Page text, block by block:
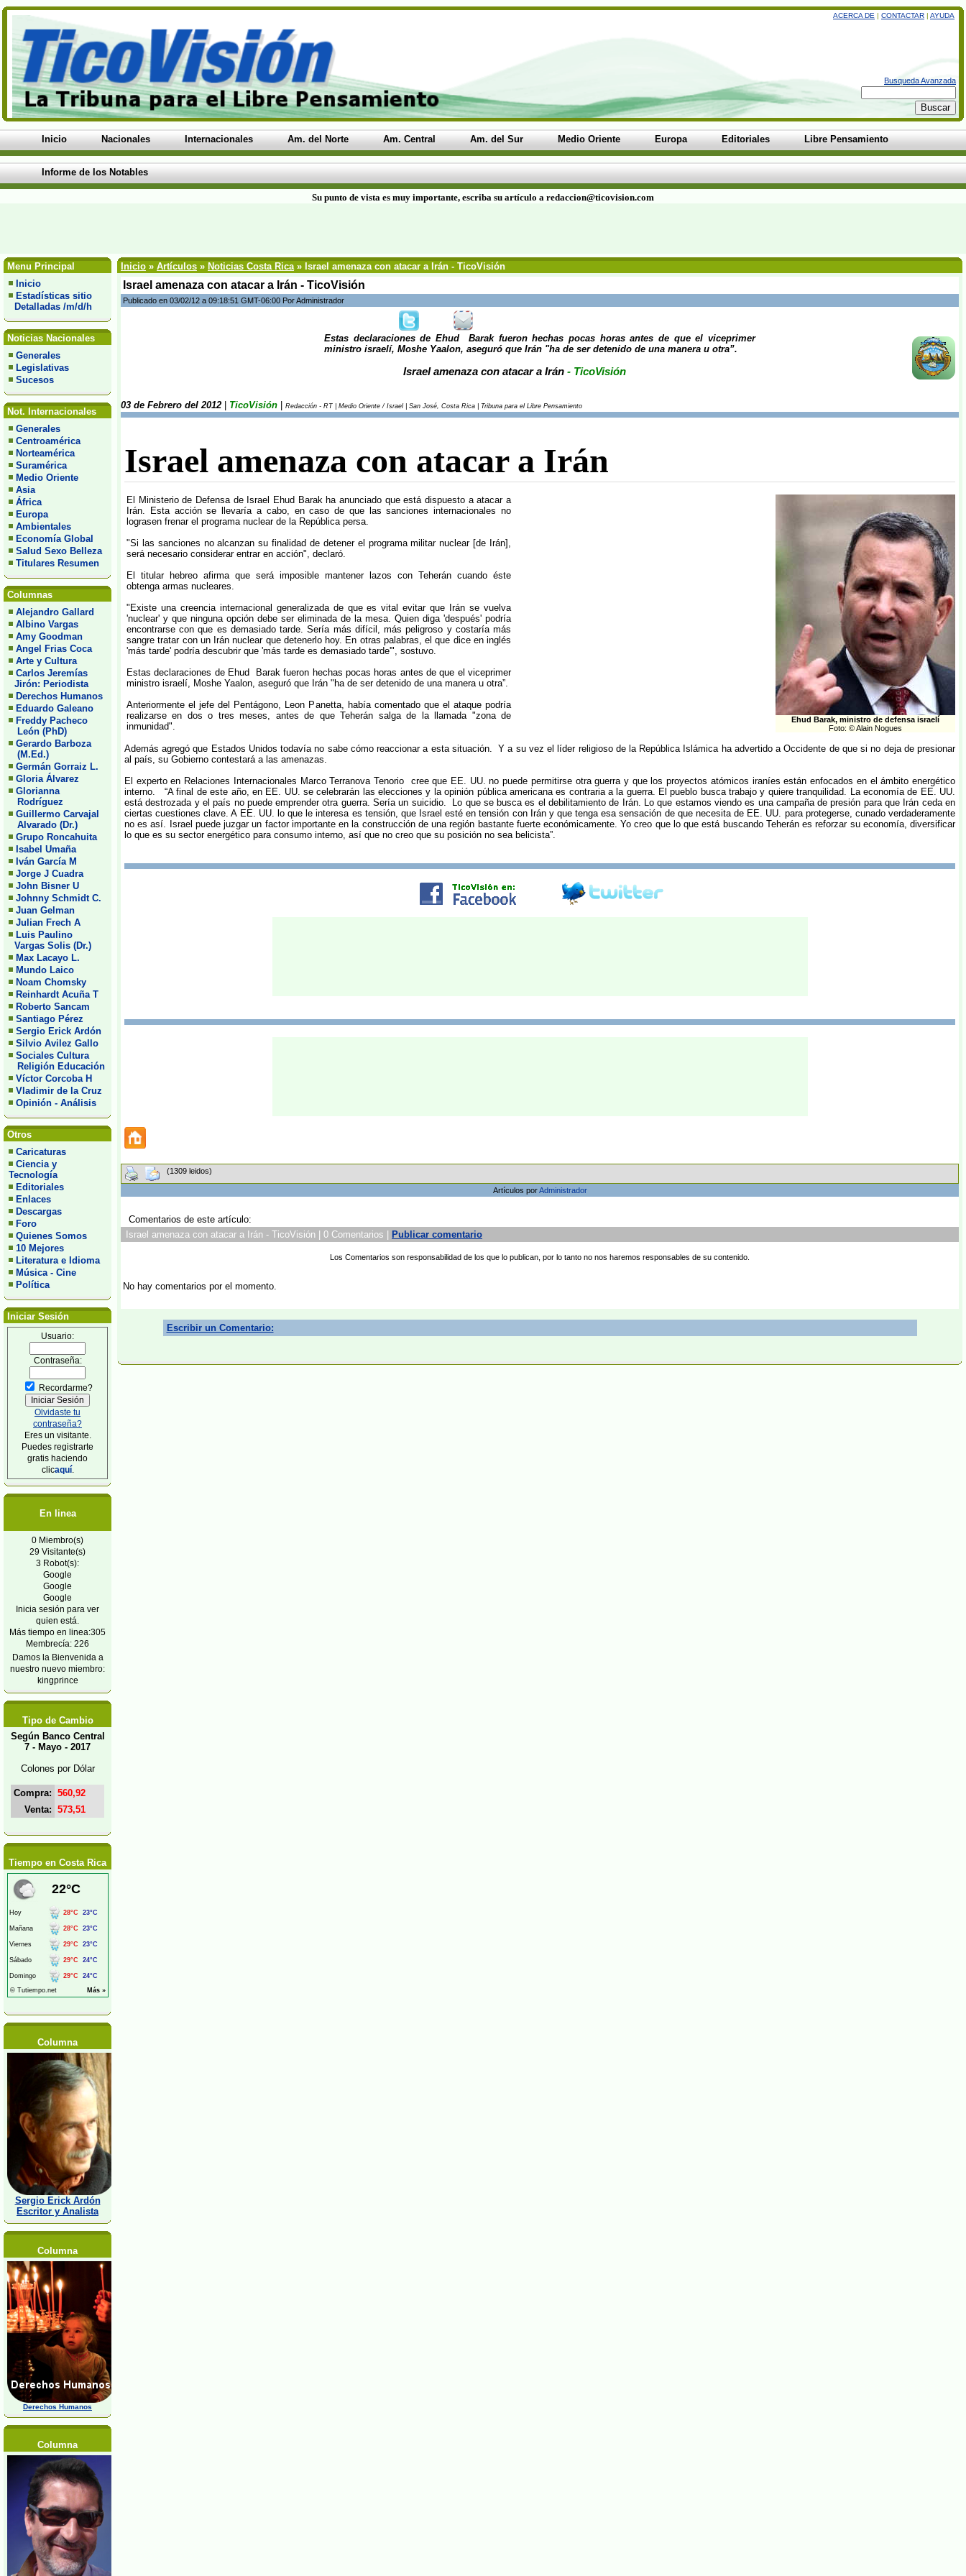
ACERCA DE | CONTACTAR | AYUDA
Busqueda Avanzada
Inicio Nacionales Internacionales Am. del Norte Am. Central Am. del Sur Medio Oriente Europa Editoriales Libre Pensamiento
Informe de los Notables
Su punto de vista es muy importante, escriba su artículo a redaccion@ticovision.com
Menu Principal
Inicio
Estadísticas sitio
Detalladas /m/d/h
Noticias Nacionales
Generales
Legislativas
Sucesos
Not. Internacionales
Generales
Centroamérica
Norteamérica
Suramérica
Medio Oriente
Asia
África
Europa
Ambientales
Economía Global
Salud Sexo Belleza
Titulares Resumen
Columnas
Alejandro Gallard
Albino Vargas
Amy Goodman
Angel Frias Coca
Arte y Cultura
Carlos Jeremías
Jirón: Periodista
Derechos Humanos
Eduardo Galeano
Freddy Pacheco
León (PhD)
Gerardo Barboza
(M.Ed.)
Germán Gorraiz L.
Gloria Álvarez
Glorianna
Rodríguez
Guillermo Carvajal
Alvarado (Dr.)
Grupo Roncahuita
Isabel Umaña
Iván García M
Jorge J Cuadra
John Bisner U
Johnny Schmidt C.
Juan Gelman
Julian Frech A
Luis Paulino
Vargas Solis (Dr.)
Max Lacayo L.
Mundo Laico
Noam Chomsky
Reinhardt Acuña T
Roberto Sancam
Santiago Pérez
Sergio Erick Ardón
Silvio Avilez Gallo
Sociales Cultura
Religión Educación
Víctor Corcoba H
Vladimir de la Cruz
Opinión - Análisis
Otros
Caricaturas
Ciencia y
Tecnología
Editoriales
Enlaces
Descargas
Foro
Quienes Somos
10 Mejores
Literatura e Idioma
Música - Cine
Política
Iniciar Sesión
Usuario:
Contraseña:
Recordarme?
Olvidaste tu
contraseña?
Eres un visitante.
Puedes registrarte
gratis haciendo
clicaquí.
En linea
0 Miembro(s)
29 Visitante(s)
3 Robot(s):
Google
Google
Google
Inicia sesión para ver
quien está.
Más tiempo en linea:305
Membrecía: 226
Damos la Bienvenida a
nuestro nuevo miembro:
kingprince
Tipo de Cambio
Según Banco Central
7 - Mayo - 2017
Colones por Dólar
Compra: 560,92
Venta: 573,51
Tiempo en Costa Rica
Columna
Sergio Erick Ardón
Escritor y Analista
Columna
Derechos Humanos
Columna
Inicio » Artículos » Noticias Costa Rica» Israel amenaza con atacar a Irán - TicoVisión
Israel amenaza con atacar a Irán - TicoVisión
Publicado en 03/02/12 a 09:18:51 GMT-06:00 Por Administrador
Estas declaraciones de Ehud Barak fueron hechas pocas horas antes de que el viceprimer
ministro israelí, Moshe Yaalon, aseguró que Irán "ha de ser detenido de una manera u otra”.
Israel amenaza con atacar a Irán - TicoVisión
03 de Febrero del 2012 TicoVisión Redacción - RT | Medio Oriente / Israel | San José, Costa Rica | Tribuna para el Libre Pensamiento
Israel amenaza con atacar a Irán
El Ministerio de Defensa de Israel Ehud Barak ha anunciado que está dispuesto a atacar a
Irán. Esta acción se llevaría a cabo, en caso de que las sanciones internacionales no
lograsen frenar el programa nuclear de la República persa.
"Si las sanciones no alcanzan su finalidad de detener el programa militar nuclear [de Irán],
será necesario considerar entrar en acción", declaró.
El titular hebreo afirma que será imposible mantener lazos con Teherán cuando éste
obtenga armas nucleares.
"Existe una creencia internacional generalizada de que es vital evitar que Irán se vuelva
'nuclear' y que ninguna opción debe ser eliminada de la mesa. Quien diga 'después' podría
encontrarse con que es demasiado tarde. Sería más difícil, más peligroso y costaría más
sangre tratar con un Irán nuclear que detenerlo hoy. En otras palabras, el que dice en inglés
'más tarde' podría descubrir que 'más tarde es demasiado tarde'", sostuvo.
Estas declaraciones de Ehud Barak fueron hechas pocas horas antes de que el viceprimer
ministro israelí, Moshe Yaalon, aseguró que Irán "ha de ser detenido de una manera u otra”.
Anteriormente el jefe del Pentágono, Leon Panetta, había comentado que el ataque podría
realizarse en dos o tres meses, antes de que Teherán salga de la llamada "zona de
inmunidad".
Ehud Barak, ministro de defensa israelí
Foto: © Alain Nogues
Además agregó que Estados Unidos todavía no sabe cómo reaccionar a esta situación. Y a su vez el líder religioso de la República Islámica ha advertido a Occidente de que si no deja de presionar
al país, su Gobierno contestará a las amenazas.
El experto en Relaciones Internacionales Marco Terranova Tenorio cree que EE. UU. no puede permitirse otra guerra y que los proyectos atómicos iraníes están enfocados en el ámbito energético
interno. “A final de este año, en EE. UU. se celebrarán las elecciones y la opinión pública americana es contraria a la guerra. El pueblo busca trabajo y quiere tranquilidad. La economía de EE. UU.
está destrozada y el país no puede emprender otra guerra. Sería un suicidio. Lo que se busca es el debilitamiento de Irán. Lo que estamos viendo es una campaña de presión para que Irán ceda en
ciertas cuestiones clave. A EE. UU. lo que le interesa es tensión, que Israel esté en tensión con Irán y que tenga esa sensación de que necesita de EE. UU. para protegerse, cunado verdaderamente
no es así. Israel puede juzgar un factor importante en la construcción de una región bastante fuerte económicamente. Yo creo que lo que está buscando Teherán es reforzar su economía, diversificar
lo que es su sector energético para consumo interno, así que no creo que su posición no sea belicista”.
(1309 leidos)
Artículos porAdministrador
Comentarios de este artículo:
Israel amenaza con atacar a Irán - TicoVisión | 0 Comentarios |
Publicar comentario
Los Comentarios son responsabilidad de los que lo publican, por lo tanto no nos haremos responsables de su contenido.
No hay comentarios por el momento.
Escribir un Comentario: